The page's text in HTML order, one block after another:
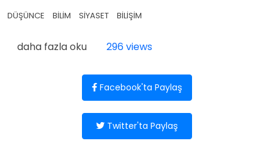
DÜŞÜNCE BİLİM SİYASET BİLİŞİM
İki Asır Evvel, İki Asır Sonra - 1 hakkında
daha fazla oku 296 views
Facebook'ta Paylaş
Twitter'ta Paylaş